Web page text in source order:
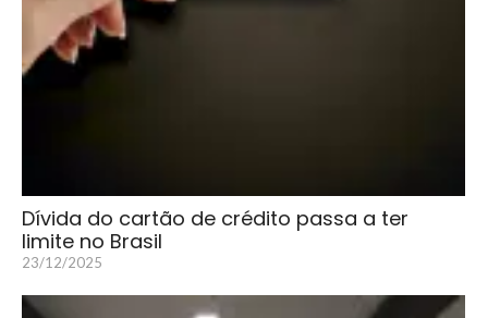
Dívida do cartão de crédito passa a ter
limite no Brasil
23/12/2025